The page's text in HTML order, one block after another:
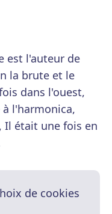
est l'auteur de
la brute et le
dans l'ouest,
l'harmonica,
Il était une fois en
de cookies